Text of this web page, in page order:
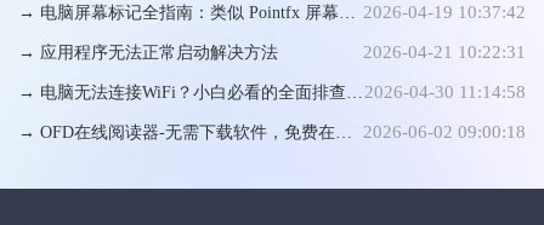
细教程
→ 电脑屏幕标记全指南：类似 Pointfx 屏幕画
笔的具体使用步骤
2026-04-19 10:37:42
→ 应用程序无法正常启动解决方法 2026-04-21 10:22:31
→ 电脑无法连接WiFi？小白必看的全面排查与
手动修复指南
2026-04-30 11:14:58
→ OFD在线阅读器-无需下载软件，免费在线 2026-06-02 09:00:18